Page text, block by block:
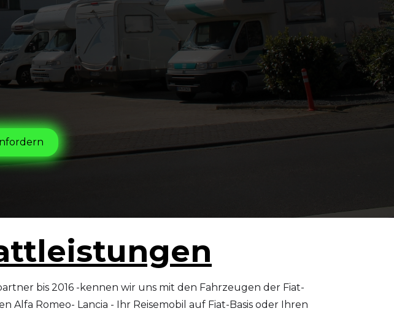
bis 2016 -kennen wir uns mit den Fahrzeugen der Fiat-
Romeo- Lancia - Ihr Reisemobil auf Fiat-Basis oder Ihren